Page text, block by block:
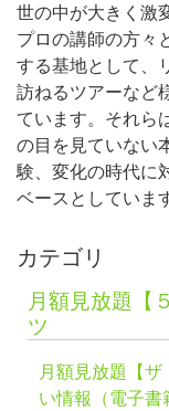
世の中が大きく激
プロの講師の方々
する基地として、
訪ねるツアーなど
ています。それら
の目を見ていない
験、変化の時代に
ベースとしていま
カテゴリ
月額見放題【
ツ
月額見放題【
い情報（電子書